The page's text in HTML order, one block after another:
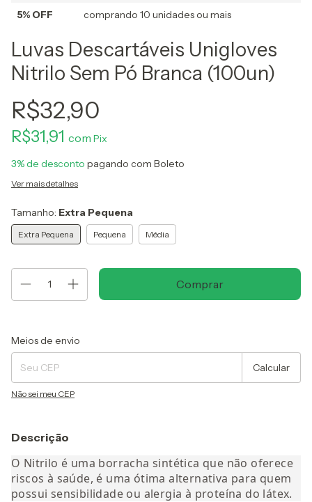
5% OFF
comprando 10 unidades ou mais
Luvas Descartáveis Unigloves
Nitrilo Sem Pó Branca (100un)
R$32,90
R$31,91 com
3% de desconto pagando com Boleto
Ver mais detalhes
Tamanho: Extra Pequena
Extra Pequena Pequena Média
Entregas para o CEP:
Meios de envio
Calcular
Não sei meu CEP
Descrição
O Nitrilo é uma borracha sintética que não oferece
riscos à saúde, é uma ótima alternativa para quem
possui sensibilidade ou alergia à proteína do látex.